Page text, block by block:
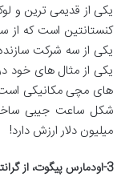
یکی از قدیمی ترین و
یکی از سه شرکت
یکی از مثال های خود
میلیون دلار ارزش دارد!
3-اودمارس پیگوت، از گرانترین ساعت مچی های مردانه لاکچری